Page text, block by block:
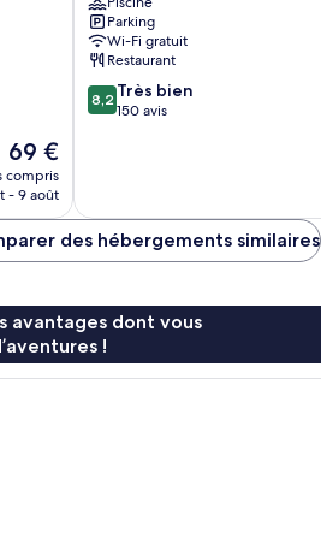
Le
nouveau
prix
de
69 €
69 €
compris
- 9 août
Manavgat
Parking
Wi-Fi gratuit
Restaurant
8.2
sur
8,2 Très bien
150 avis
des hébergements similaires
avantages dont vous
!